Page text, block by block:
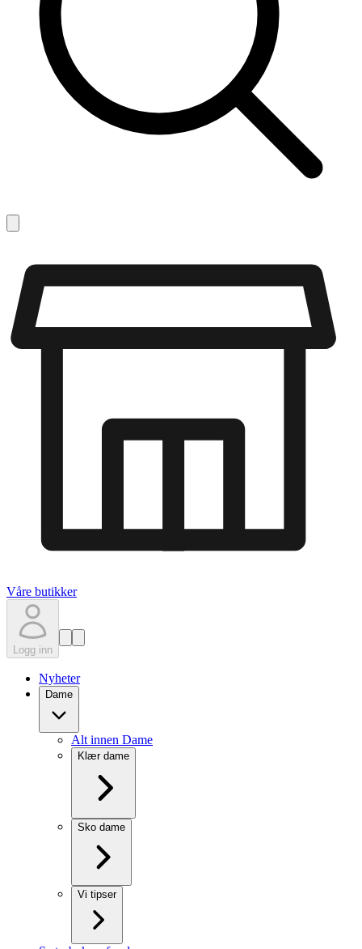
Våre butikker
Logg inn
Nyheter
Dame
Alt innen Dame
Klær dame
Sko dame
Vi tipser